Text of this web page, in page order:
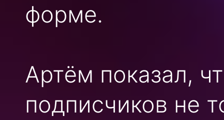
форме.
Артём показал,
подписчиков не